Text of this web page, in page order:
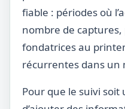
fiable : périodes où
nombre de
fondatrices au
récurrentes dans un
Pour que le suivi